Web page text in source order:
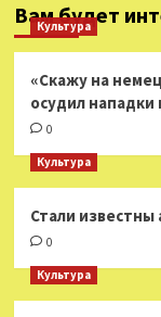
Вам будет
Культура
«Скажу на
осудил
0
Культура
Стали известны
0
Культура